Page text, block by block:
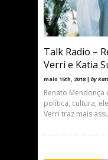
Talk Radio –
Verri e Katia
maio 15th, 2018 | by
Renato Mendonça
política, cultura,
Verri traz mais